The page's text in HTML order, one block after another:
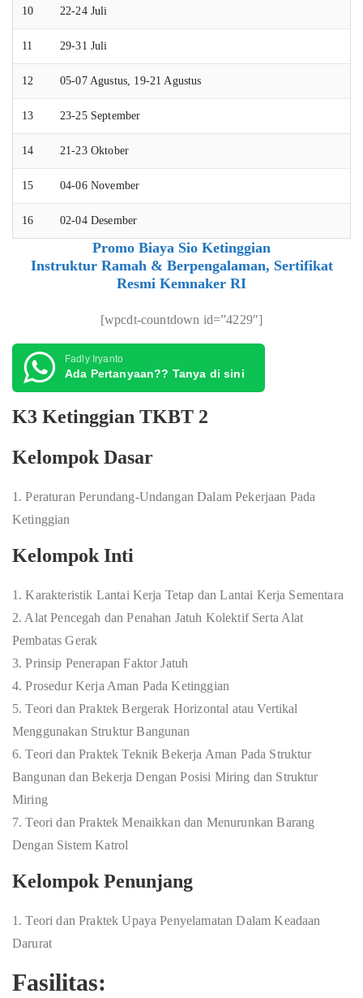
10 22-24 Juli
11 29-31 Juli
12 05-07 Agustus, 19-21 Agustus
13 23-25 September
14 21-23 Oktober
15 04-06 November
16 02-04 Desember
Promo Biaya Sio Ketinggian
Instruktur Ramah & Berpengalaman, Sertifikat
Resmi Kemnaker RI
[wpcdt-countdown id=”4229″]
Fadly Iryanto
Ada Pertanyaan?? Tanya di sini
K3 Ketinggian TKBT 2
Kelompok Dasar
1. Peraturan Perundang-Undangan Dalam Pekerjaan Pada
Ketinggian
Kelompok Inti
1. Karakteristik Lantai Kerja Tetap dan Lantai Kerja Sementara
2. Alat Pencegah dan Penahan Jatuh Kolektif Serta Alat
Pembatas Gerak
3. Prinsip Penerapan Faktor Jatuh
4. Prosedur Kerja Aman Pada Ketinggian
5. Teori dan Praktek Bergerak Horizontal atau Vertikal
Menggunakan Struktur Bangunan
6. Teori dan Praktek Teknik Bekerja Aman Pada Struktur
Bangunan dan Bekerja Dengan Posisi Miring dan Struktur
Miring
7. Teori dan Praktek Menaikkan dan Menurunkan Barang
Dengan Sistem Katrol
Kelompok Penunjang
1. Teori dan Praktek Upaya Penyelamatan Dalam Keadaan
Darurat
Fasilitas: